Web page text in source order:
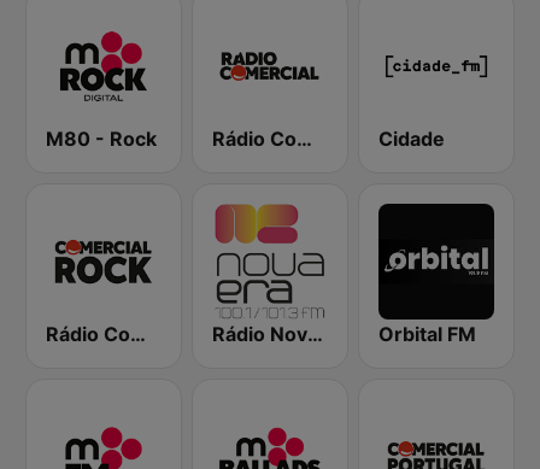
M80 - Rock Rádio Comercial Cidade
Rádio Comercial Rock Rádio Nova Era Orbital FM